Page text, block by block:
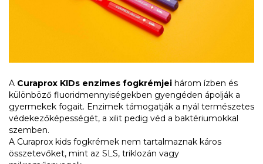
A Curaprox KIDs enzimes fogkrémjei három ízben és
különböző fluoridmennyiségekben gyengéden ápolják a
gyermekek fogait. Enzimek támogatják a nyál természetes
védekezőképességét, a xilit pedig véd a baktériumokkal
szemben.
A Curaprox kids fogkrémek nem tartalmaznak káros
összetevőket, mint az SLS, triklozán vagy